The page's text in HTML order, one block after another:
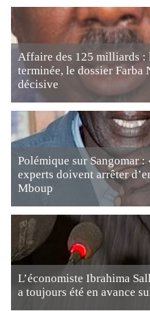
Affaire des 125 milliards :
terminée, le dossier Farba
décisive
Polémique sur Sangomar :
experts doivent arrêter
Mboup
L’économiste Ibrahima
a toujours été en avance